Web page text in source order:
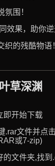
氛围！
效果，助你逆
织的残酷物语
草深渊
即开始下载
.rar文件并点
或7-zip)
的文件夹,找